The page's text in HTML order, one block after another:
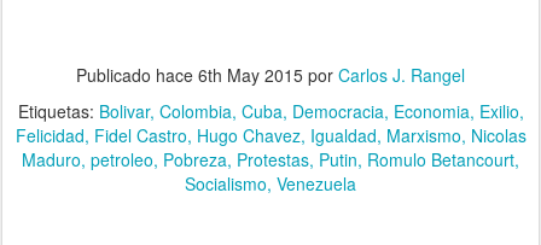
Publicado hace 6th May 2015 por Carlos J. Rangel
Etiquetas: Bolivar Colombia Cuba Democracia Economia Exilio
Felicidad Fidel Castro Hugo Chavez Igualdad Marxismo Nicolas
Maduro petroleo Pobreza Protestas Putin Romulo Betancourt
Socialismo Venezuela